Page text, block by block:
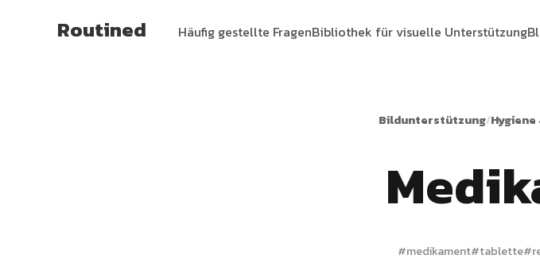
Routined Häufig gestellte FragenBibliothek für visuelle Unterstützung
Bildunterstützung/
#medikament#tablette#